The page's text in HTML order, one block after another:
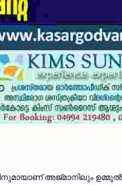
അജ്‌മാനിലും